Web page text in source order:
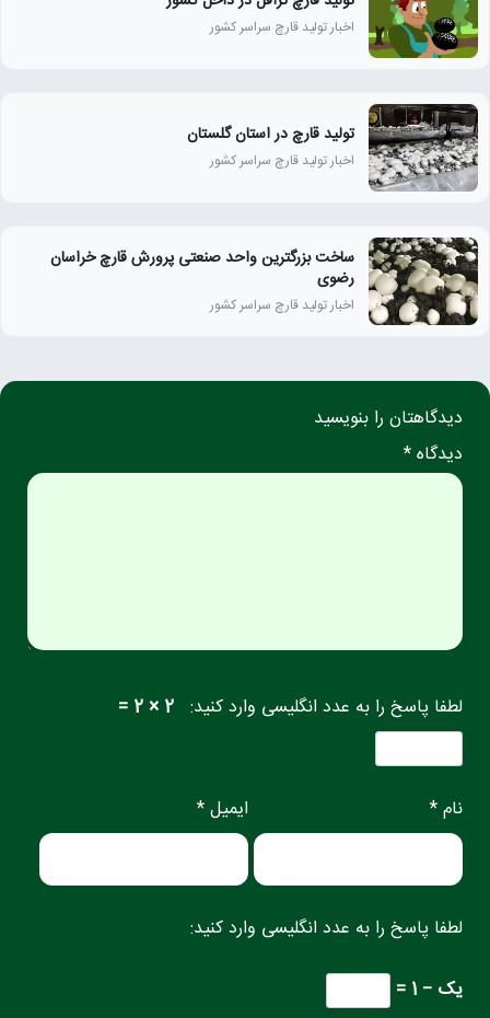
اخبار تولید قارچ سراسر کشور
تولید قارچ در استان گلستان
اخبار تولید قارچ سراسر کشور
ساخت بزرگترین واحد صنعتی پرورش قارچ خراسان
رضوی
اخبار تولید قارچ سراسر کشور
دیدگاهتان را بنویسید
دیدگاه *
لطفا پاسخ را به عدد انگلیسی وارد کنید: 2 × 2 =
نام * ایمیل *
لطفا پاسخ را به عدد انگلیسی وارد کنید:
یک − 1 =